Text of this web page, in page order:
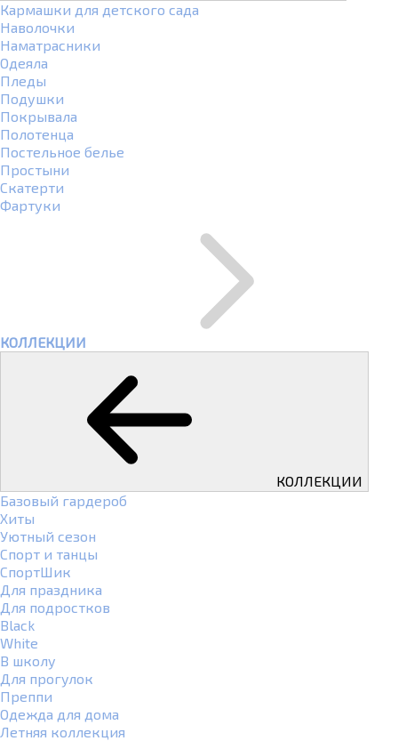
Кармашки для детского сада
Наволочки
Наматрасники
Одеяла
Пледы
Подушки
Покрывала
Полотенца
Постельное белье
Простыни
Скатерти
Фартуки
КОЛЛЕКЦИИ
КОЛЛЕКЦИИ
Базовый гардероб
Хиты
Уютный сезон
Спорт и танцы
СпортШик
Для праздника
Для подростков
Black
White
В школу
Для прогулок
Преппи
Одежда для дома
Летняя коллекция